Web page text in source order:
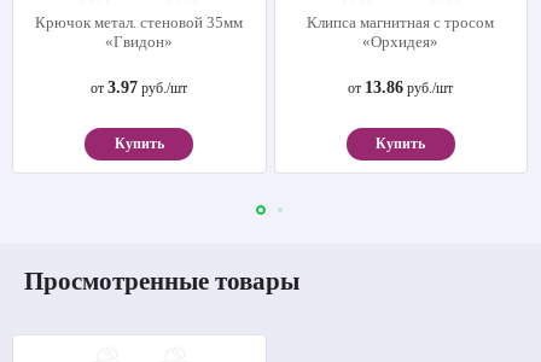
Крючок метал. стеновой 35мм
«Гвидон»
от3.97 руб./шт
Купить
Клипса магнитная с тросом
«Орхидея»
от 13.86 руб./шт
Купить
Просмотренные товары